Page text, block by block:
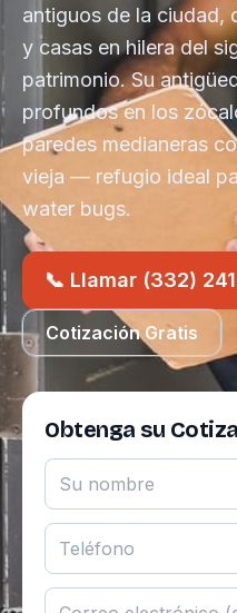
antiguos de la ciudad,
y casas en hilera del
patrimonio. Su
profundos en los
paredes medianeras
vieja — refugio ideal
water bugs.
📞 Llamar (332)
Cotización Gratis
Obtenga su